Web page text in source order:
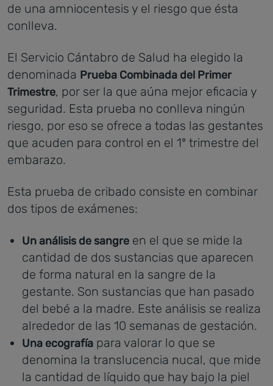
de una amniocentesis y el riesgo que ésta
conlleva.
El Servicio Cántabro de Salud ha elegido la
denominada Prueba Combinada del Primer
Trimestre, por ser la que aúna mejor eficacia y
seguridad. Esta prueba no conlleva ningún
riesgo, por eso se ofrece a todas las gestantes
que acuden para control en el 1º trimestre del
embarazo.
Esta prueba de cribado consiste en combinar
dos tipos de exámenes:
Un análisis de sangre en el que se mide la
cantidad de dos sustancias que aparecen
de forma natural en la sangre de la
gestante. Son sustancias que han pasado
del bebé a la madre. Este análisis se realiza
alrededor de las 10 semanas de gestación.
Una ecografía para valorar lo que se
denomina la translucencia nucal, que mide
la cantidad de líquido que hay bajo la piel